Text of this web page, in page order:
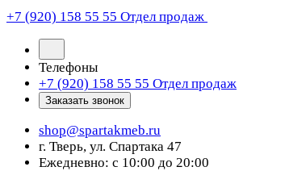
+7 (920) 158 55 55 Отдел продаж
Телефоны
+7 (920) 158 55 55 Отдел продаж
Заказать звонок
shop@spartakmeb.ru
г. Тверь, ул. Спартака 47
Ежедневно: с 10:00 до 20:00